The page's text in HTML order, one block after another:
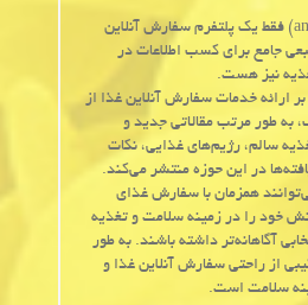
آنی غذا (anighaza.ir) فقط یک پلتفرم سفارش آنلاین
جامع برای کسب اطلاعات در
نیز هست.
ارائه خدمات سفارش آنلاین غذا از
به طور مرتب مقالاتی جدید و
سالم، رژیم‌های غذایی، نکات
در این حوزه منتشر می‌کند.
همزمان با سفارش غذای
خود را در زمینه سلامت و تغذیه
آگاهانه‌تر داشته باشند. به طور
از راحتی سفارش آنلاین غذا و
سلامت است.